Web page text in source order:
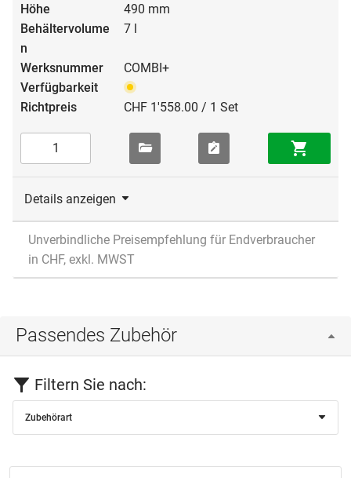
490 mm
7 l
COMBI+
CHF 1'558.00 / 1 Set
Details anzeigen
Unverbindliche Preisempfehlung für Endverbraucher
in CHF, exkl. MWST
Passendes Zubehör
Filtern Sie nach:
Zubehörart